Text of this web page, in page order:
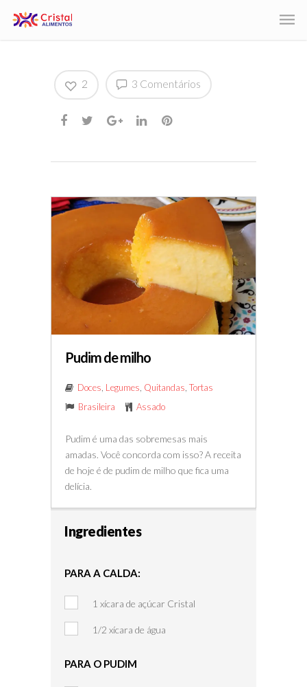
3 Comentários
2
Pudim de milho
Doces Legumes Quitandas Tortas
Brasileira
Assado
Pudim é uma das sobremesas mais
amadas. Você concorda com isso? A receita
de hoje é de pudim de milho que fica uma
delícia.
Ingredientes
PARA A CALDA:
1 xícara de açúcar Cristal
1/2 xícara de água
PARA O PUDIM